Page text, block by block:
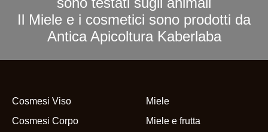
Il Miele e i cosmetici sono prodotti da
Antica Apicoltura Kaberlaba
Cosmesi Viso
Cosmesi Corpo
Miele
Miele e frutta